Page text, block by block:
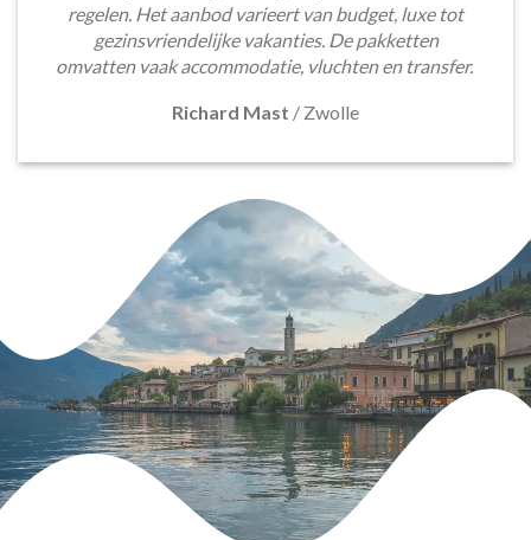
regelen. Het aanbod varieert van budget, luxe tot
gezinsvriendelijke vakanties. De pakketten
omvatten vaak accommodatie, vluchten en transfer.
Richard Mast / Zwolle